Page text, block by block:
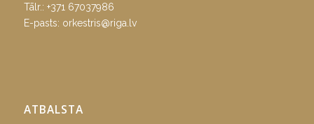
Tālr.: +371 67037986
E-pasts: orkestris@riga.lv
ATBALSTA